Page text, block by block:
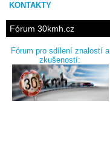
KONTAKTY
Fórum 30kmh.cz
Fórum pro sdílení znalostí a
zkušeností: